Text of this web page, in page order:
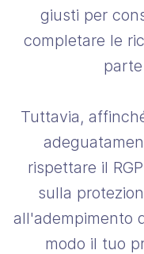
giusti per
completare le
Tuttavia,
rispettare il
sulla
all'adempimento
modo il tuo